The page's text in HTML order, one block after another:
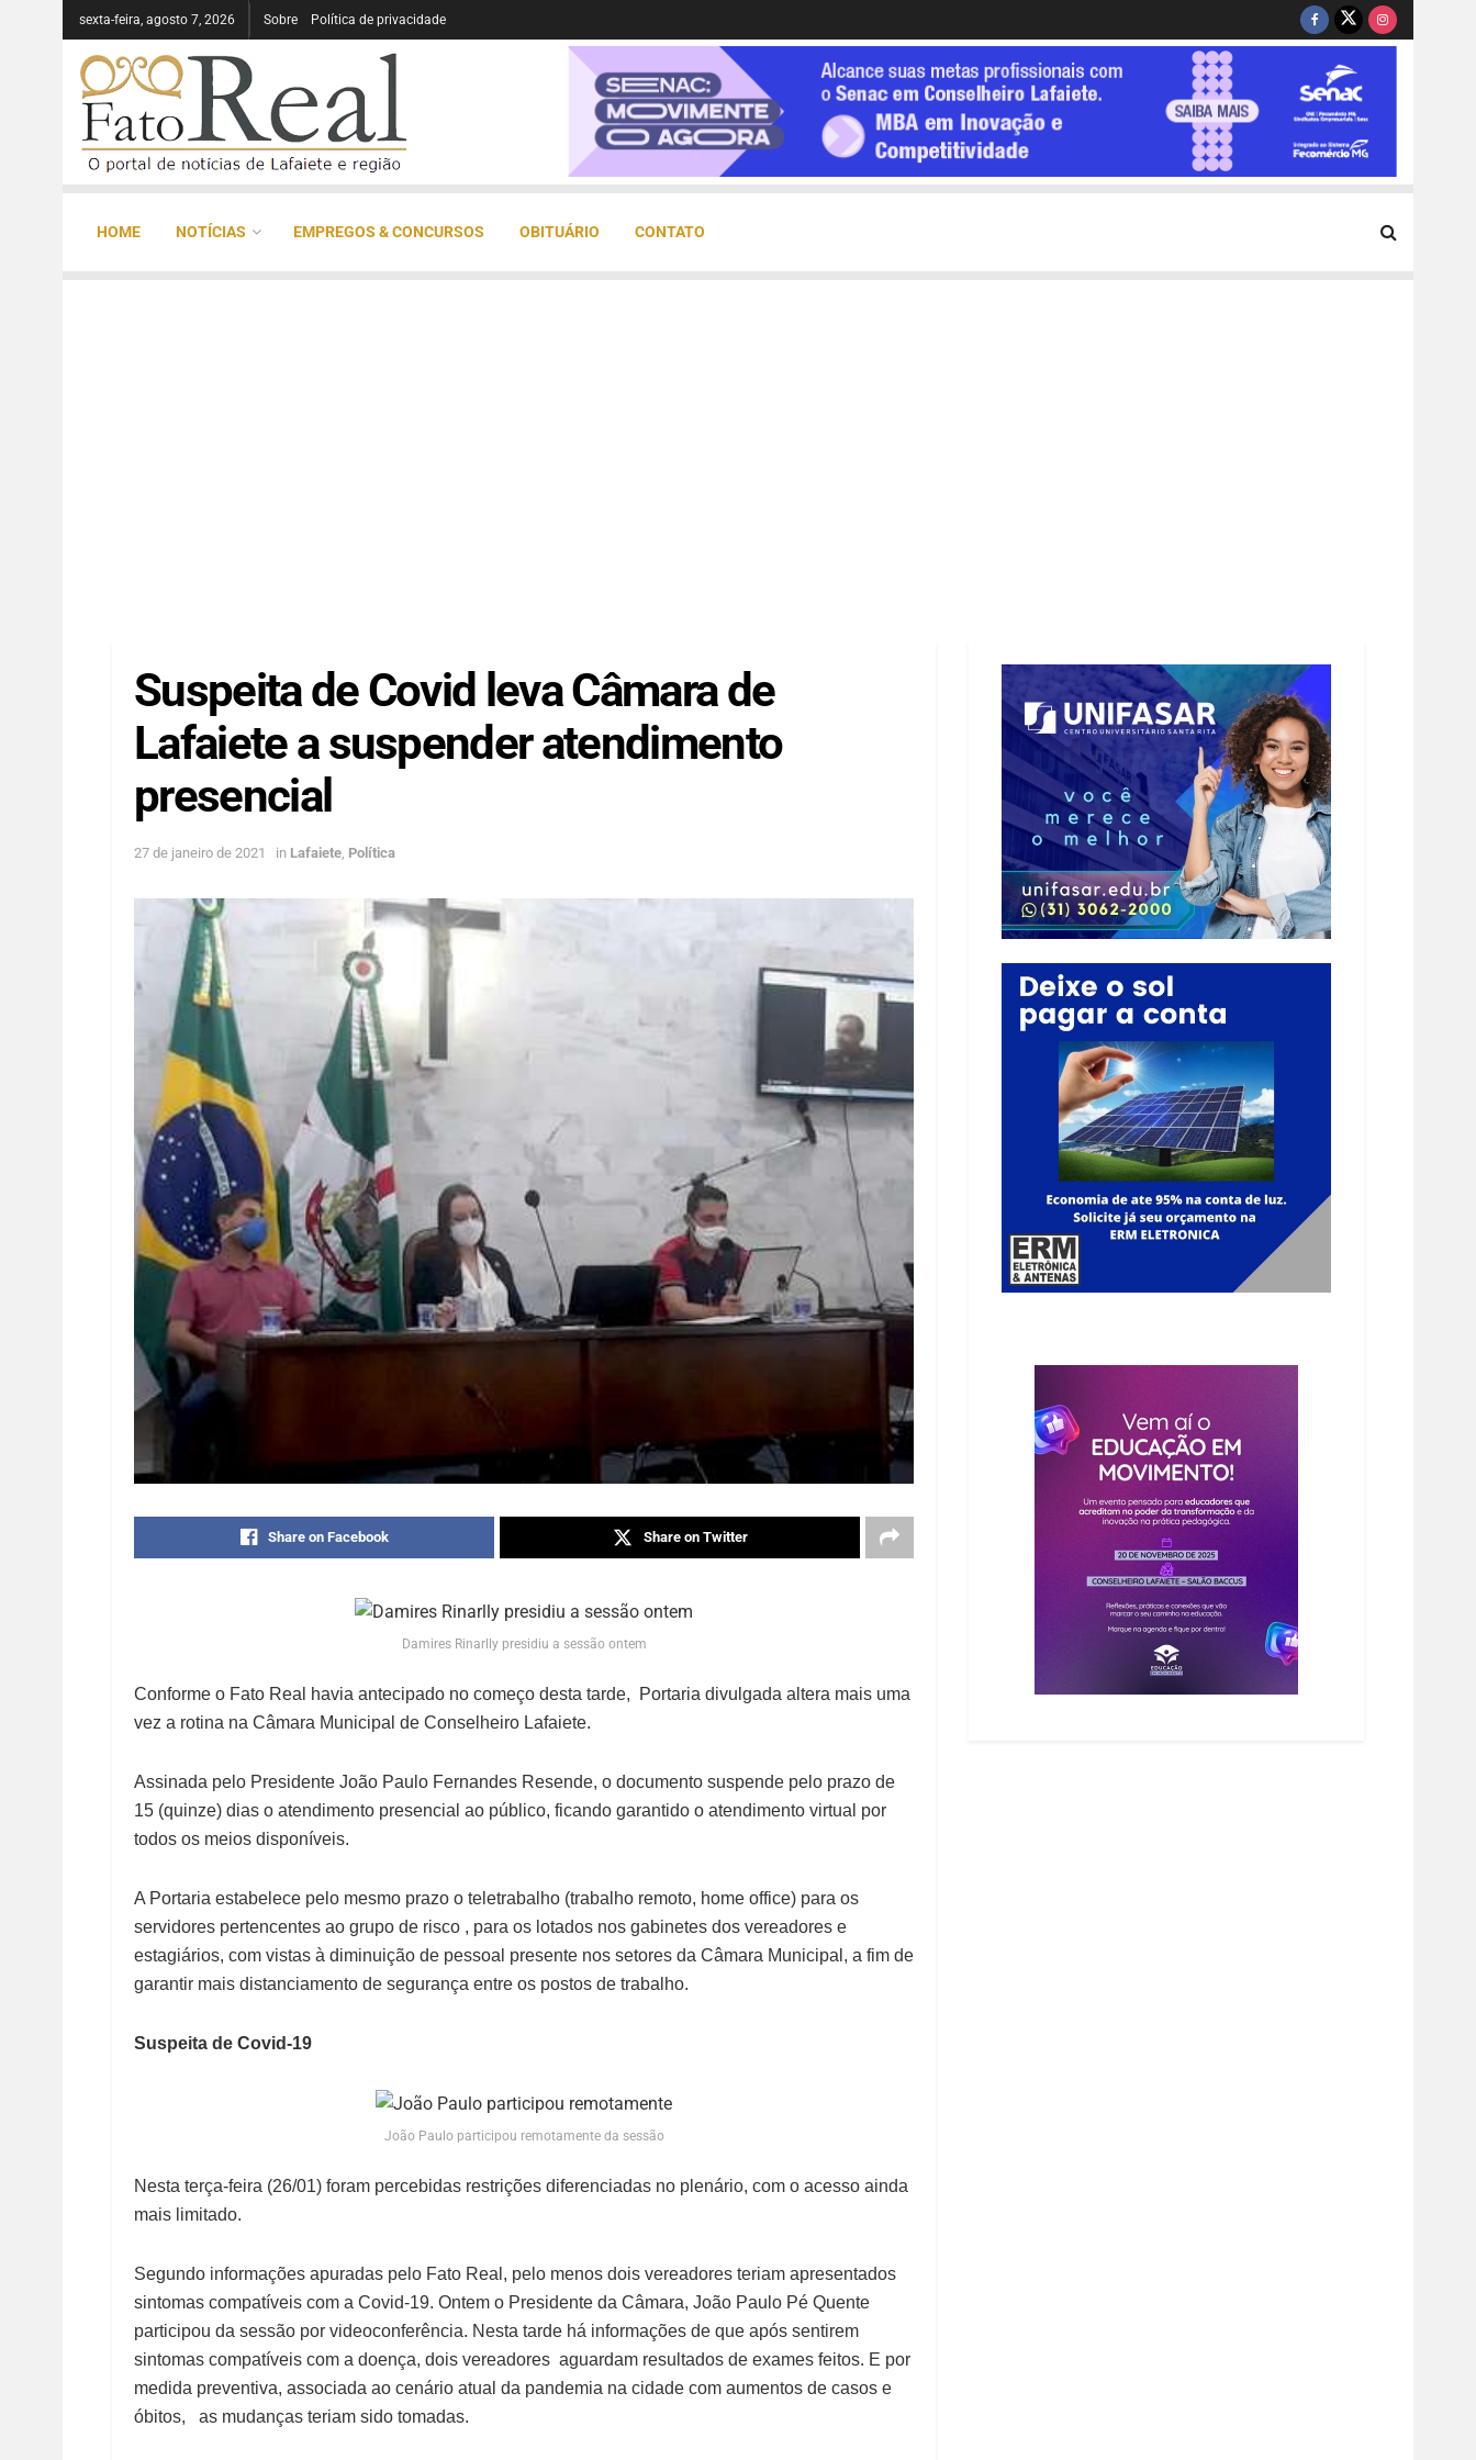
sexta-feira, agosto 7, 2026 Sobre Política de privacidade
HOME NOTÍCIAS EMPREGOS & CONCURSOS OBITUÁRIO CONTATO
Suspeita de Covid leva Câmara de
Lafaiete a suspender atendimento
presencial
27 de janeiro de 2021 in Lafaiete Política
Share on Facebook Share on Twitter
Damires Rinarlly presidiu a sessão ontem
Conforme o Fato Real havia antecipado no começo desta tarde, Portaria divulgada altera mais uma
vez a rotina na Câmara Municipal de Conselheiro Lafaiete.
Assinada pelo Presidente João Paulo Fernandes Resende, o documento suspende pelo prazo de
15 (quinze) dias o atendimento presencial ao público, ficando garantido o atendimento virtual por
todos os meios disponíveis.
A Portaria estabelece pelo mesmo prazo o teletrabalho (trabalho remoto, home office) para os
servidores pertencentes ao grupo de risco , para os lotados nos gabinetes dos vereadores e
estagiários, com vistas à diminuição de pessoal presente nos setores da Câmara Municipal, a fim de
garantir mais distanciamento de segurança entre os postos de trabalho.
Suspeita de Covid-19
João Paulo participou remotamente da sessão
Nesta terça-feira (26/01) foram percebidas restrições diferenciadas no plenário, com o acesso ainda
mais limitado.
Segundo informações apuradas pelo Fato Real, pelo menos dois vereadores teriam apresentados
sintomas compatíveis com a Covid-19. Ontem o Presidente da Câmara, João Paulo Pé Quente
participou da sessão por videoconferência. Nesta tarde há informações de que após sentirem
sintomas compatíveis com a doença, dois vereadores aguardam resultados de exames feitos. E por
medida preventiva, associada ao cenário atual da pandemia na cidade com aumentos de casos e
óbitos, as mudanças teriam sido tomadas.